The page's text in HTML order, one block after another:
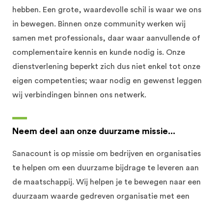
hebben. Een grote, waardevolle schil is waar we ons
in bewegen. Binnen onze community werken wij
samen met professionals, daar waar aanvullende of
complementaire kennis en kunde nodig is. Onze
dienstverlening beperkt zich dus niet enkel tot onze
eigen competenties; waar nodig en gewenst leggen
wij verbindingen binnen ons netwerk.
Neem deel aan onze duurzame missie...
Sanacount is op missie om bedrijven en organisaties
te helpen om een duurzame bijdrage te leveren aan
de maatschappij. Wij helpen je te bewegen naar een
duurzaam waarde gedreven organisatie met een